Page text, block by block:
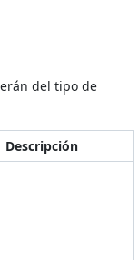
del tipo de
Descripción